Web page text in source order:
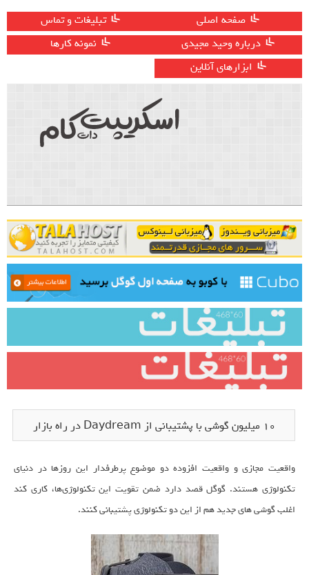
صفحه اصلی
تبلیغات و تماس
درباره وحید مجیدی
نمونه کارها
ابزارهای آنلاین
10 میلیون گوشی با پشتیبانی از Daydream در راه بازار
واقعیت مجازی و واقعیت افزوده دو موضوع پرطرفدار این روزها در دنیای
تکنولوژی هستند. گوگل قصد دارد ضمن تقویت این تکنولوژی‌ها، کاری کند
اغلب گوشی های جدید هم از این دو تکنولوژی پشتیبانی کنند.